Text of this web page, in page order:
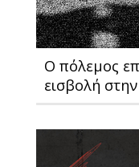
Ο πόλεμος
εισβολή